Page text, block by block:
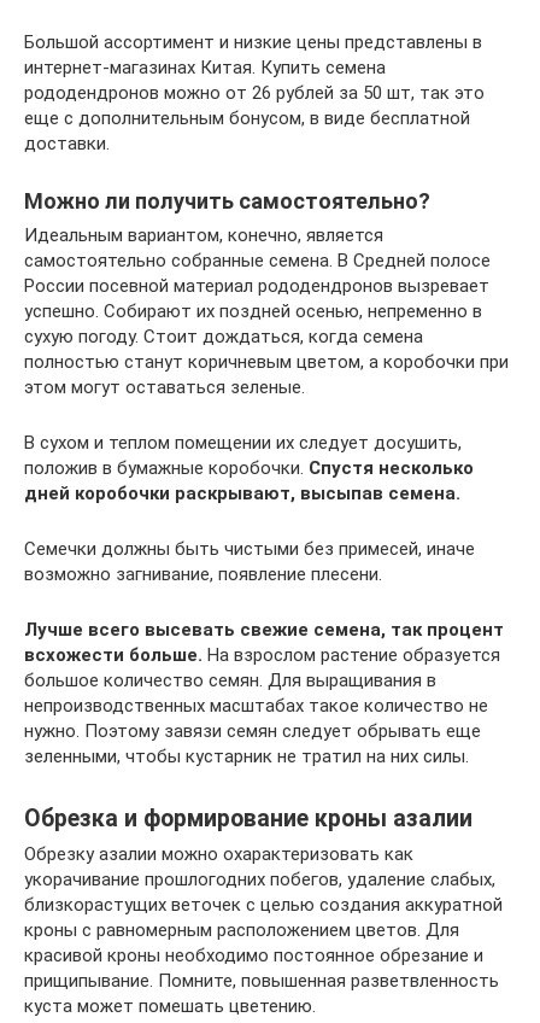
Большой ассортимент и низкие цены представлены в
интернет-магазинах Китая. Купить семена
рододендронов можно от 26 рублей за 50 шт, так это
еще с дополнительным бонусом, в виде бесплатной
доставки.
Можно ли получить самостоятельно?
Идеальным вариантом, конечно, является
самостоятельно собранные семена. В Средней полосе
России посевной материал рододендронов вызревает
успешно. Собирают их поздней осенью, непременно в
сухую погоду. Стоит дождаться, когда семена
полностью станут коричневым цветом, а коробочки при
этом могут оставаться зеленые.
В сухом и теплом помещении их следует досушить,
положив в бумажные коробочки. Спустя несколько
дней коробочки раскрывают, высыпав семена.
Семечки должны быть чистыми без примесей, иначе
возможно загнивание, появление плесени.
Лучше всего высевать свежие семена, так процент
всхожести больше. На взрослом растение образуется
большое количество семян. Для выращивания в
непроизводственных масштабах такое количество не
нужно. Поэтому завязи семян следует обрывать еще
зеленными, чтобы кустарник не тратил на них силы.
Обрезка и формирование кроны азалии
Обрезку азалии можно охарактеризовать как
укорачивание прошлогодних побегов, удаление слабых,
близкорастущих веточек с целью создания аккуратной
кроны с равномерным расположением цветов. Для
красивой кроны необходимо постоянное обрезание и
прищипывание. Помните, повышенная разветвленность
куста может помешать цветению.